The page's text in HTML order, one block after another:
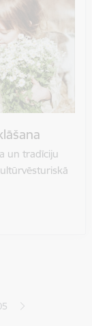
un tradīciju